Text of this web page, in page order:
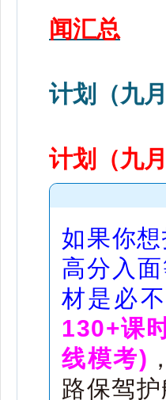
闻汇总
计划（九
计划（九月
如果你
高分入
材是必
130+课
线模考)
路保驾护